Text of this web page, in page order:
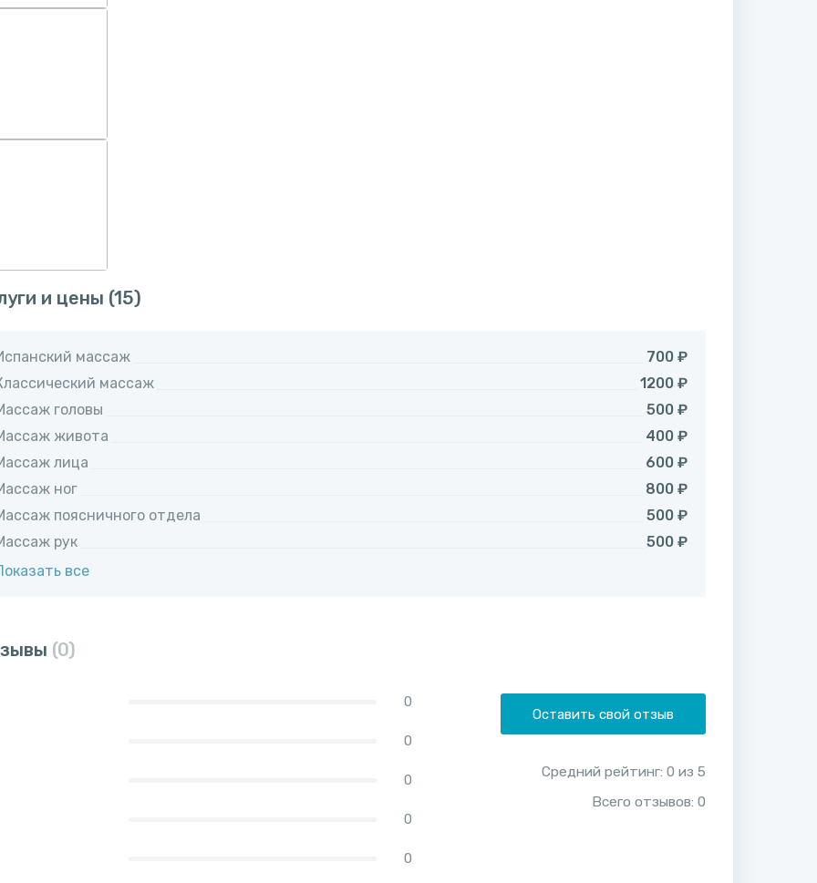
и цены (15)
массаж
700 ₽
массаж
1200 ₽
головы
500 ₽
живота
400 ₽
лица
600 ₽
ног
800 ₽
поясничного отдела
500 ₽
рук
500 ₽
все
(0)
0
0
0
0
0
Оставить свой отзыв
Средний рейтинг: 0 из 5
Всего отзывов: 0